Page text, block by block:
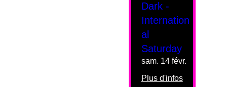
Dark -
Internation
al
Saturday
sam. 14 févr.
Plus d'infos